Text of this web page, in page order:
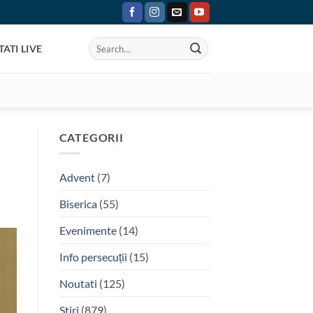
LIVE
CATEGORII
Advent(7)
Biserica(55)
Evenimente(14)
Info persecuții (15)
Noutati (125)
Stiri (879)